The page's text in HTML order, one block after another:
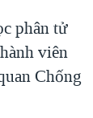
phân tử
viên
Chống